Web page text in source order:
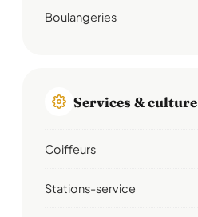
Boulangeries
Services & culture
Coiffeurs
Stations-service